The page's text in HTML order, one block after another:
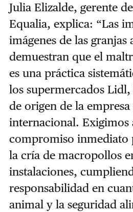
Julia Elizalde, gerente
Equalia, explica: “Las
imágenes de las granjas
demuestran que el
es una práctica
los supermercados
de origen de la empresa
internacional. Exigimos
compromiso inmediato
la cría de macropollos
instalaciones,
responsabilidad en
animal y la seguridad